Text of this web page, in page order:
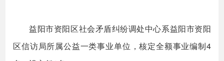
益阳市资阳区社会矛盾纠纷调处中心系益阳市资阳
区信访局所属公益一类事业单位，核定全额事业编制4